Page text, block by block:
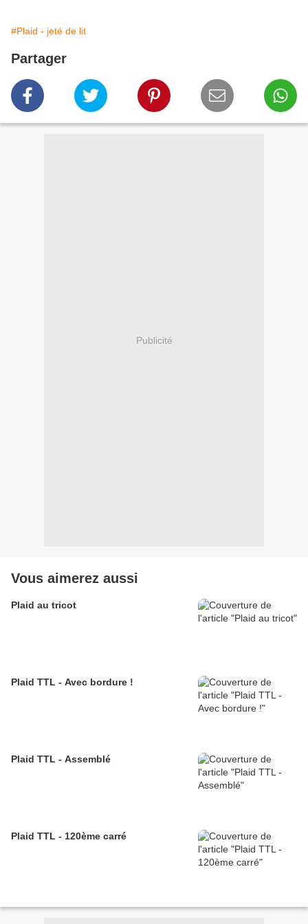
#Plaid - jeté de lit
Partager
Publicité
Vous aimerez aussi
Plaid au tricot
Plaid TTL - Avec bordure !
Plaid TTL - Assemblé
Plaid TTL - 120ème carré